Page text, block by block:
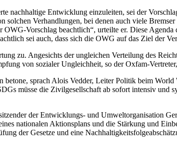
nachhaltige Entwicklung einzuleiten, sei der
Verhandlungen, bei denen auch viele
Vorschlag beachtlich“, urteilte er. Diese
sei auch, dass sich die OWG auf das Ziel der
zu. Angesichts der ungleichen Verteilung des
von sozialer Ungleichheit, so der Oxfam-
sprach Alois Vedder, Leiter Politik beim
müsse die Zivilgesellschaft ab sofort intensiv und
der Entwicklungs- und Umweltorganisation
nationalen Aktionsplans und die Stärkung und
der Gesetze und eine